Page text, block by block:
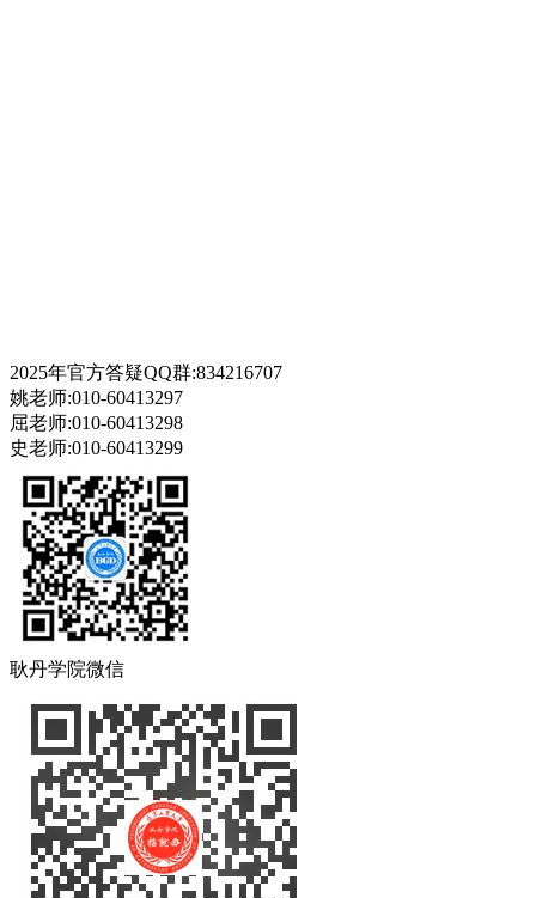
2025年官方答疑QQ群:834216707
姚老师:010-60413297
屈老师:010-60413298
史老师:010-60413299
耿丹学院微信